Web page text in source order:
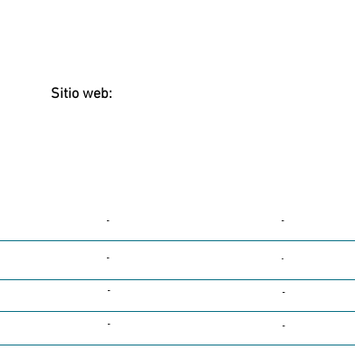
Sitio web:
-
-
-
-
-
-
-
-